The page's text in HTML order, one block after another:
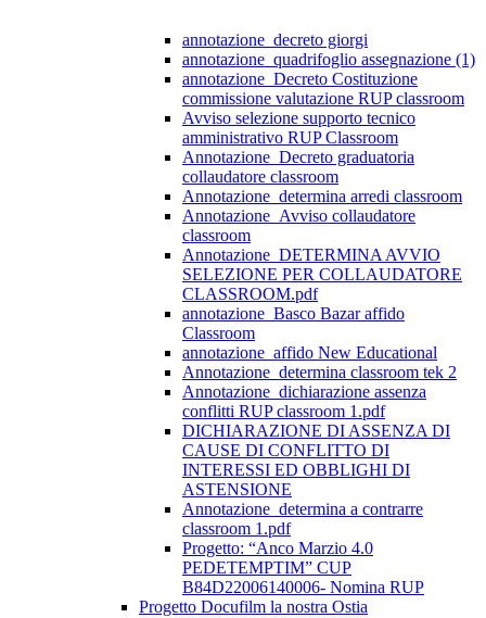
annotazione_decreto giorgi
annotazione_quadrifoglio assegnazione (1)
annotazione_Decreto Costituzione
commissione valutazione RUP classroom
Avviso selezione supporto tecnico
amministrativo RUP Classroom
Annotazione_Decreto graduatoria
collaudatore classroom
Annotazione_determina arredi classroom
Annotazione_Avviso collaudatore
classroom
Annotazione_DETERMINA AVVIO
SELEZIONE PER COLLAUDATORE
CLASSROOM.pdf
annotazione_Basco Bazar affido
Classroom
annotazione_affido New Educational
Annotazione_determina classroom tek 2
Annotazione_dichiarazione assenza
conflitti RUP classroom 1.pdf
DICHIARAZIONE DI ASSENZA DI
CAUSE DI CONFLITTO DI
INTERESSI ED OBBLIGHI DI
ASTENSIONE
Annotazione_determina a contrarre
classroom 1.pdf
Progetto: “Anco Marzio 4.0
PEDETEMPTIM” CUP
B84D22006140006- Nomina RUP
Progetto Docufilm la nostra Ostia